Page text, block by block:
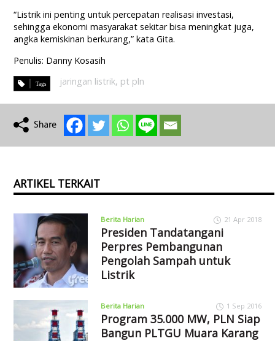
“Listrik ini penting untuk percepatan realisasi investasi,
sehingga ekonomi masyarakat sekitar bisa meningkat juga,
angka kemiskinan berkurang,” kata Gita.
Penulis: Danny Kosasih
jaringan listrik, pt pln
ARTIKEL TERKAIT
Berita Harian 21 Apr 2018
Presiden Tandatangani
Perpres Pembangunan
Pengolah Sampah untuk
Listrik
Berita Harian 1 Sep 2016
Program 35.000 MW, PLN Siap
Bangun PLTGU Muara Karang